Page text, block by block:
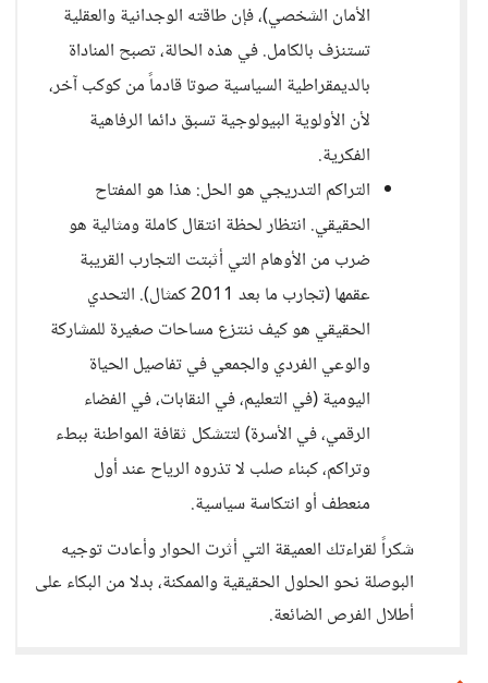
الأمان الشخصي)، فإن طاقته الوجدانية والعقلية
تستنزف بالكامل. في هذه الحالة، تصبح المناداة
بالديمقراطية السياسية صوتا قادماً من كوكب آخر،
لأن الأولوية البيولوجية تسبق دائما الرفاهية
الفكرية.
التراكم التدريجي هو الحل: هذا هو المفتاح
الحقيقي. انتظار لحظة انتقال كاملة ومثالية هو
ضرب من الأوهام التي أثبتت التجارب القريبة
عقمها (تجارب ما بعد 2011 كمثال). التحدي
الحقيقي هو كيف ننتزع مساحات صغيرة للمشاركة
والوعي الفردي والجمعي في تفاصيل الحياة
اليومية (في التعليم، في النقابات، في الفضاء
الرقمي، في الأسرة) لتتشكل ثقافة المواطنة ببطء
وتراكم، كبناء صلب لا تذروه الرياح عند أول
منعطف أو انتكاسة سياسية.
شكراً لقراءتك العميقة التي أثرت الحوار وأعادت توجيه
البوصلة نحو الحلول الحقيقية والممكنة، بدلا من البكاء على
أطلال الفرص الضائعة.